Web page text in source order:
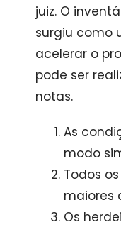
juiz. O
surgiu como
acelerar o
pode ser
notas.
As
modo
Todos
maiores
Os